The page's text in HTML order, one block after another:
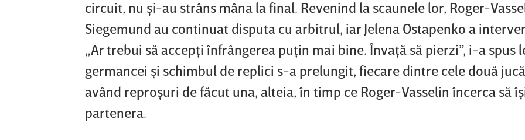
circuit, nu şi-au strâns mâna la final. Revenind la scaunele lor, Roger-
Siegemund au continuat disputa cu arbitrul, iar Jelena Ostapenko a
„Ar trebui să accepţi înfrângerea puţin mai bine. Învaţă să pierzi”, i-a spus
germancei şi schimbul de replici s-a prelungit, fiecare dintre cele două
având reproşuri de făcut una, alteia, în timp ce Roger-Vasselin încerca să
partenera.